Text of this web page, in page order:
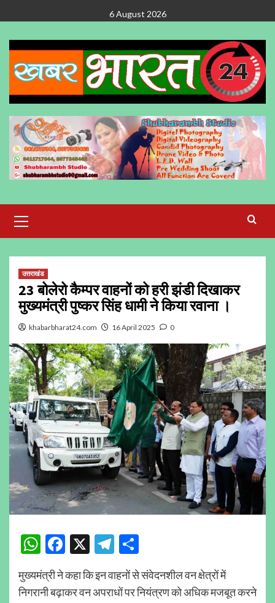
to
content
6 August 2026
Menu
उत्तराखंड
23 बोलेरो कैम्पर वाहनों को हरी झंडी दिखाकर
मुख्यमंत्री पुष्कर सिंह धामी ने किया रवाना ।
khabarbharat24.com 16 April 2025 0
WhatsApp
Facebook
X Telegram
मुख्यमंत्री ने कहा कि इन वाहनों से संवेदनशील वन क्षेत्रों में
निगरानी बढ़ाकर वन अपराधों पर नियंत्रण को अधिक मजबूत करने